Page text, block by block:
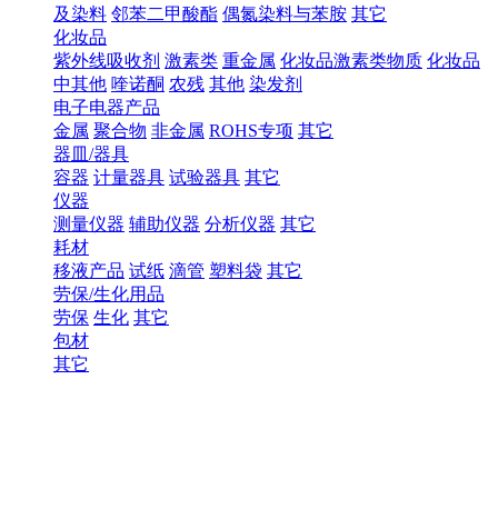
及染料 邻苯二甲酸酯 偶氮染料与苯胺 其它
化妆品
紫外线吸收剂 激素类 重金属 化妆品激素类物质 化妆品
中其他 喹诺酮 农残 其他 染发剂
电子电器产品
金属 聚合物 非金属 ROHS专项 其它
器皿/器具
容器 计量器具 试验器具 其它
仪器
测量仪器 辅助仪器 分析仪器 其它
耗材
移液产品 试纸 滴管 塑料袋 其它
劳保/生化用品
劳保 生化 其它
包材
其它